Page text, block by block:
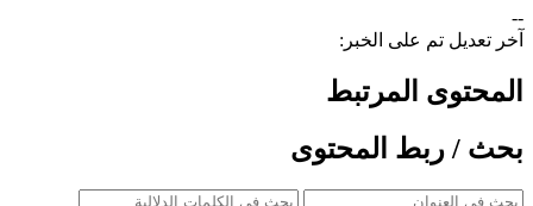
--
آخر تعديل تم على الخبر:
المحتوى المرتبط
بحث / ربط المحتوى